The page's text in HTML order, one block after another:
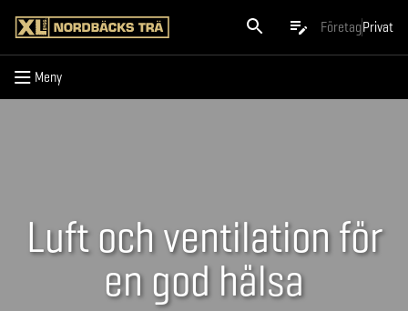
FöretagPrivat
Meny
Meny
Luft och ventilation för
en god hälsa